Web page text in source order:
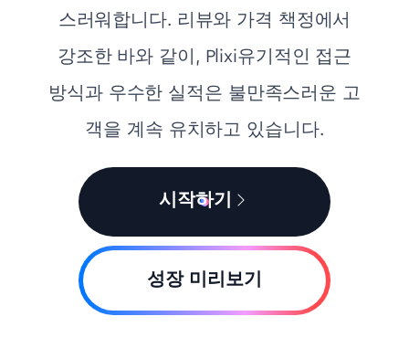
스러워합니다. 리뷰와 가격 책정에서
강조한 바와 같이, Plixi유기적인 접근
방식과 우수한 실적은 불만족스러운 고
객을 계속 유치하고 있습니다.
시작하기
성장 미리보기